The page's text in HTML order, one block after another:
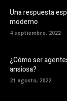
Una respuesta
moderno
4 septiembre, 2022
¿Cómo ser
ansiosa?
21 agosto, 2022